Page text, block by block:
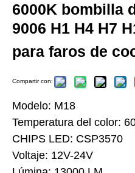
6000K bombilla
9006 H1 H4 H7
para faros de
Compartir con:
Modelo: M18
Temperatura del color:
CHIPS LED: CSP3570
Voltaje: 12V-24V